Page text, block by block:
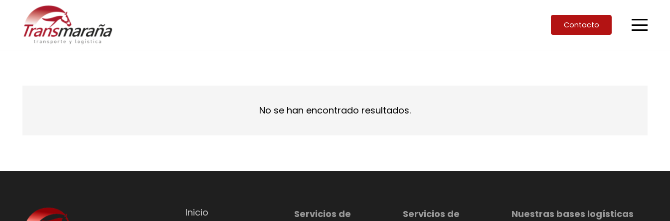
Contacto
No se han encontrado resultados.
Inicio
Servicios de
Servicios de
Nuestras bases logísticas